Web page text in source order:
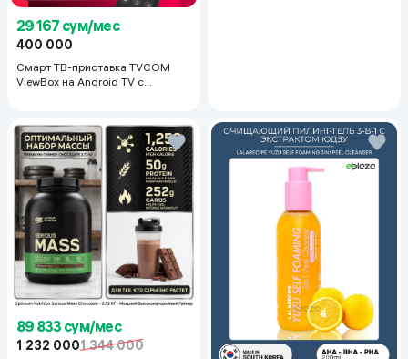
29 167 сум/мес
400 000
Смарт ТВ-приставка TVCOM
ViewBox на Android TV с
89 833 сум/мес
1 232 0001 344 000